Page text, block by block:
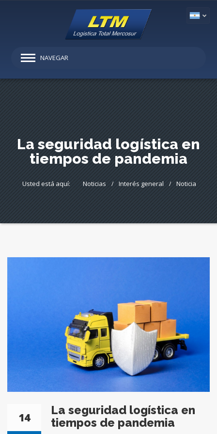
NAVEGAR
La seguridad logística en
tiempos de pandemia
Usted está aquí: Noticias Interés general Noticia
14
La seguridad logística en
tiempos de pandemia